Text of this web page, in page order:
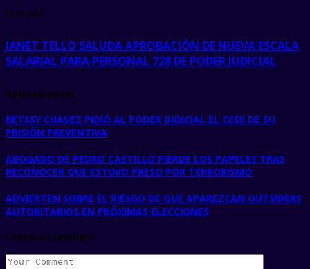
next post
JANET TELLO SALUDA APROBACIÓN DE NUEVA ESCALA
SALARIAL PARA PERSONAL 728 DE PODER JUDICIAL
Related posts
BETSSY CHAVEZ PIDIÓ AL PODER JUDICIAL EL CESE DE SU
PRISIÓN PREVENTIVA
ABOGADO DE PEDRO CASTILLO PIERDE LOS PAPELES TRAS
RECONOCER QUE ESTUVO PRESO POR TERRORISMO
ADVIERTEN SOBRE EL RIESGO DE QUE APAREZCAN OUTSIDERS
AUTORITARIOS EN PRÓXIMAS ELECCIONES
Leave a Comment